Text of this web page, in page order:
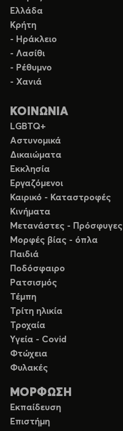
Ελλάδα
Κρήτη
- Ηράκλειο
- Λασίθι
- Ρέθυμνο
- Χανιά
ΚΟΙΝΩΝΙΑ
LGBTQ+
Αστυνομικά
Δικαιώματα
Εκκλησία
Εργαζόμενοι
Καιρικό - Καταστροφές
Κινήματα
Μετανάστες - Πρόσφυγες
Μορφές βίας - όπλα
Παιδιά
Ποδόσφαιρο
Ρατσισμός
Τέμπη
Τρίτη ηλικία
Τροχαία
Υγεία - Covid
Φτώχεια
Φυλακές
ΜΟΡΦΩΣΗ
Εκπαίδευση
Επιστήμη